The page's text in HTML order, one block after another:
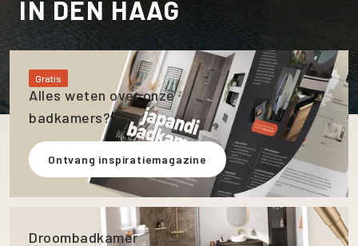
IN DEN HAAG
Gratis
Alles weten over onze
badkamers?
Ontvang inspiratiemagazine
Droombadkamer